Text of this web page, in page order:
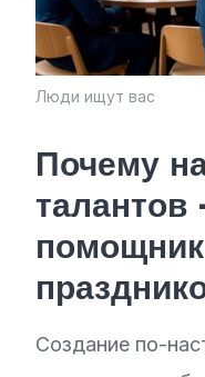
Люди ищут вас
Почему
Создание по-